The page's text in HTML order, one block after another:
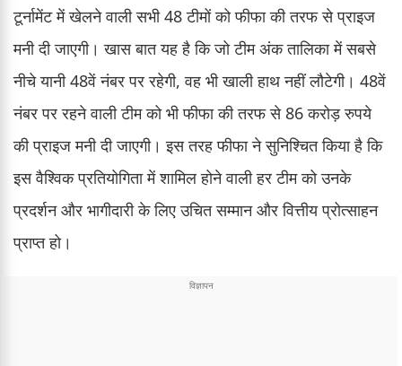
टूर्नामेंट में खेलने वाली सभी 48 टीमों को फीफा की तरफ से प्राइज
मनी दी जाएगी। खास बात यह है कि जो टीम अंक तालिका में सबसे
नीचे यानी 48वें नंबर पर रहेगी, वह भी खाली हाथ नहीं लौटेगी। 48वें
नंबर पर रहने वाली टीम को भी फीफा की तरफ से 86 करोड़ रुपये
की प्राइज मनी दी जाएगी। इस तरह फीफा ने सुनिश्चित किया है कि
इस वैश्विक प्रतियोगिता में शामिल होने वाली हर टीम को उनके
प्रदर्शन और भागीदारी के लिए उचित सम्मान और वित्तीय प्रोत्साहन
प्राप्त हो।